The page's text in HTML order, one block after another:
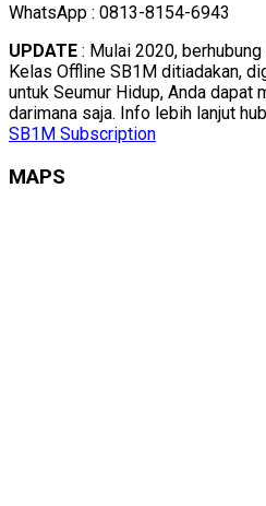
WhatsApp : 0813-8154-6943
UPDATE : Mulai 2020,
Kelas Offline SB1M ditiadakan,
untuk Seumur Hidup, Anda dapat
darimana saja. Info lebih lanjut
SB1M Subscription
MAPS